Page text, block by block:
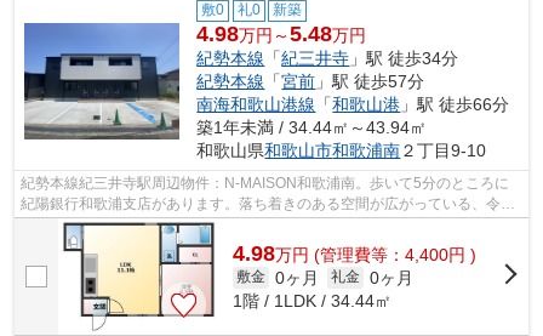
敷0 礼0 新築
4.98万円～5.48万円
紀勢本線 「紀三井寺 」駅 徒歩34分
紀勢本線 「宮前 」駅 徒歩57分
南海和歌山港線 「和歌山港 」駅 徒歩66分
築1年未満 / 34.44㎡～43.94㎡
和歌山県和歌山市和歌浦南２丁目9-10
紀勢本線紀三井寺駅周辺物件：N-MAISON和歌浦南。歩いて5分のところに
紀陽銀行和歌浦支店があります。落ち着きのある空間が広がっている、令和
8年築の物件です。こちらの物件はアパー...
4.98万円 (管理費等：4,400円 )
敷金 0ヶ月 礼金 0ヶ月
1階 / 1LDK / 34.44㎡